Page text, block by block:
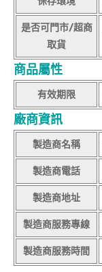
是否可門市/超商
取貨
商品屬性
有效期限
廠商資訊
製造商名稱
製造商電話
製造商地址
製造商服務專線
製造商服務時間